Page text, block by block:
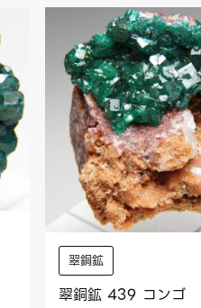
翠銅鉱
翠銅鉱 439 コンゴ